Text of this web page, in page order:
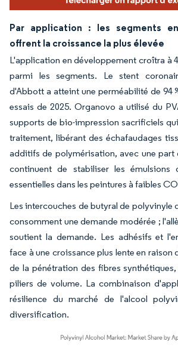
Par application : les segments
offrent la croissance la plus élevée
L'application en développement croîtra à
parmi les segments. Le stent
d'Abbott a atteint une perméabilité de 94
essais de 2025. Organovo a utilisé du
supports de bio-impression sacrificiels
traitement, libérant des échafaudages
additifs de polymérisation, avec une part
continuent de stabiliser les émulsions
essentielles dans les peintures à faibles
Les intercouches de butyral de polyvinyle
consomment une demande modérée ;
soutient la demande. Les adhésifs et
face à une croissance plus lente en raison
de la pénétration des fibres
piliers de volume. La combinaison
résilience du marché de l'alcool
diversification.